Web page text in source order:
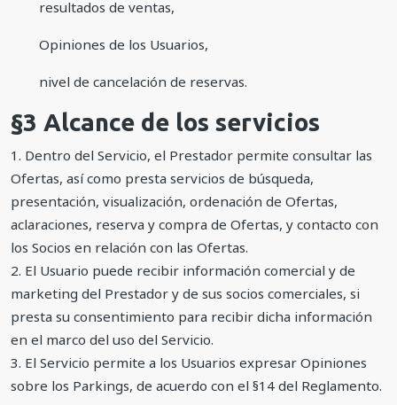
resultados de ventas,
Opiniones de los Usuarios,
nivel de cancelación de reservas.
§3 Alcance de los servicios
1. Dentro del Servicio, el Prestador permite consultar las
Ofertas, así como presta servicios de búsqueda,
presentación, visualización, ordenación de Ofertas,
aclaraciones, reserva y compra de Ofertas, y contacto con
los Socios en relación con las Ofertas.
2. El Usuario puede recibir información comercial y de
marketing del Prestador y de sus socios comerciales, si
presta su consentimiento para recibir dicha información
en el marco del uso del Servicio.
3. El Servicio permite a los Usuarios expresar Opiniones
sobre los Parkings, de acuerdo con el §14 del Reglamento.